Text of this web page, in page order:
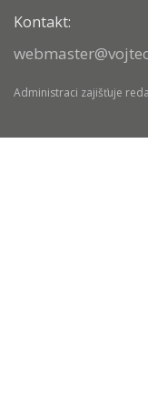
Kontakt:
Administraci zajišťuje